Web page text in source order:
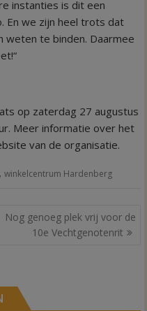
instanties is dit een
En we zijn heel trots dat
weten te binden. Daarmee
op zaterdag 27 augustus
Meer informatie over het
van de organisatie.
,winkelcentrum Hardenberg
Nog genoeg plek vrij voor de
10e Vechtgenotenrit